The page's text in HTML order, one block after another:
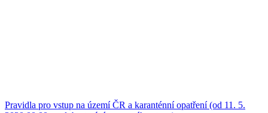
Pravidla pro vstup na území ČR a karanténní opatření (od 11. 5.